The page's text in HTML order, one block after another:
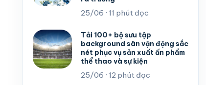
25/06 · 11 phút đọc
Tải 100+ bộ sưu tập
background sân vận động sắc
nét phục vụ sản xuất ấn phẩm
thể thao và sự kiện
25/06 · 12 phút đọc